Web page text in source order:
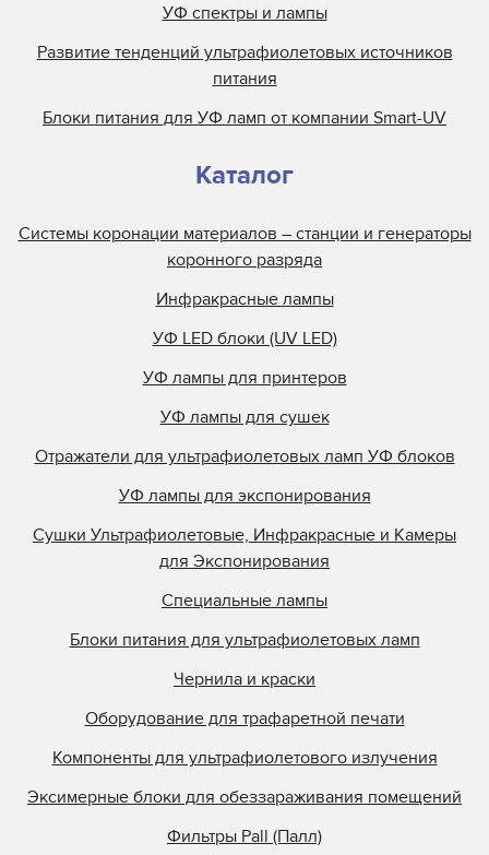
УФ спектры и лампы
Развитие тенденций ультрафиолетовых источников
питания
Блоки питания для УФ ламп от компании Smart-UV
Каталог
Системы коронации материалов – станции и генераторы
коронного разряда
Инфракрасные лампы
УФ LED блоки (UV LED)
УФ лампы для принтеров
УФ лампы для сушек
Отражатели для ультрафиолетовых ламп УФ блоков
УФ лампы для экспонирования
Сушки Ультрафиолетовые, Инфракрасные и Камеры
для Экспонирования
Специальные лампы
Блоки питания для ультрафиолетовых ламп
Чернила и краски
Оборудование для трафаретной печати
Компоненты для ультрафиолетового излучения
Эксимерные блоки для обеззараживания помещений
Фильтры Pall (Палл)